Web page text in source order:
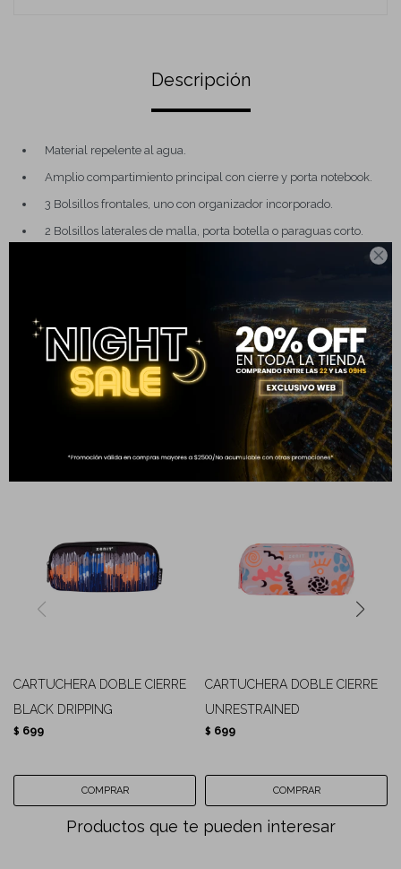

Descripción
Material repelente al agua.
Amplio compartimiento principal con cierre y porta notebook.
3 Bolsillos frontales, uno con organizador incorporado.
2 Bolsillos laterales de malla, porta botella o paraguas corto.
Dimensiones: 43cm ALTO x 32cm ANCH x 12,5cm PROF
Capacidad: 17 lt
Completá tu compra
CARTUCHERA DOBLE CIERRE
BLACK DRIPPING
$ 699
CARTUCHERA DOBLE CIERRE
UNRESTRAINED
$ 699
Productos que te pueden interesar